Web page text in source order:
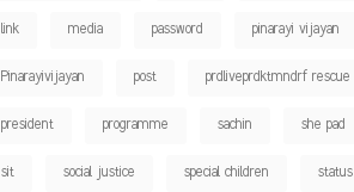
link media password pinarayi vijayan
Pinarayivijayan post prdliveprdktmndrf rescue
president programme sachin she pad
sit social justice special children status